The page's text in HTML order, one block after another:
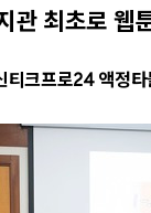
관 최초로 웹
티크프로24 액정